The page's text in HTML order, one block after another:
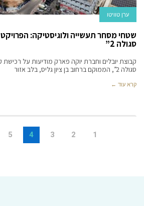
ערן טוויטו
שטחי מסחר תעשייה ולוגיסטיקה:
סגולה 2”
קבוצת יובלים וחברת יוקה פארק מודיעות על
סגולה 2”, הממוקם ברחוב בן ציון גליס, בלב אזור
קרא עוד ←
1
2
3
4
5